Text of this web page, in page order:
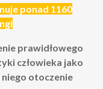
ponad 1160
prawidłowego
człowieka jako
niego otoczenie